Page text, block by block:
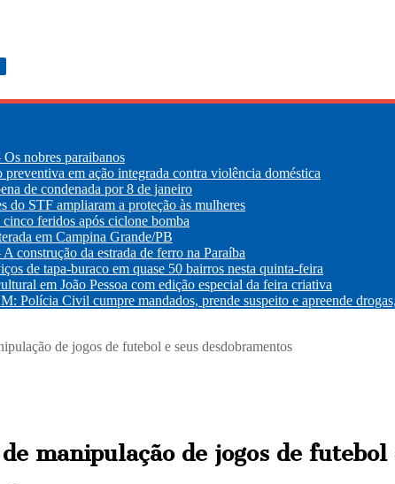
nobres paraibanos
em ação integrada contra violência doméstica
de condenada por 8 de janeiro
do STF ampliaram a proteção às mulheres
feridos após ciclone bomba
em Campina Grande/PB
da estrada de ferro na Paraíba
de tapa-buraco em quase 50 bairros nesta quinta-feira
em João Pessoa com edição especial da feira criativa
Civil cumpre mandados, prende suspeito e apreende
de jogos de futebol e seus desdobramentos
manipulação de jogos de futebol